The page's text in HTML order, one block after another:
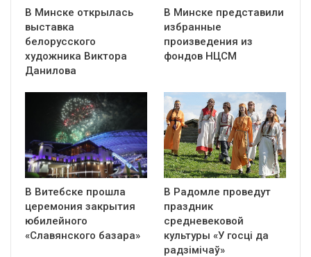
В Минске открылась
выставка
белорусского
художника Виктора
Данилова
В Минске представили
избранные
произведения из
фондов НЦСМ
В Витебске прошла
церемония закрытия
юбилейного
«Славянского базара»
В Радомле проведут
праздник
средневековой
культуры «У госці да
радзімічаў»